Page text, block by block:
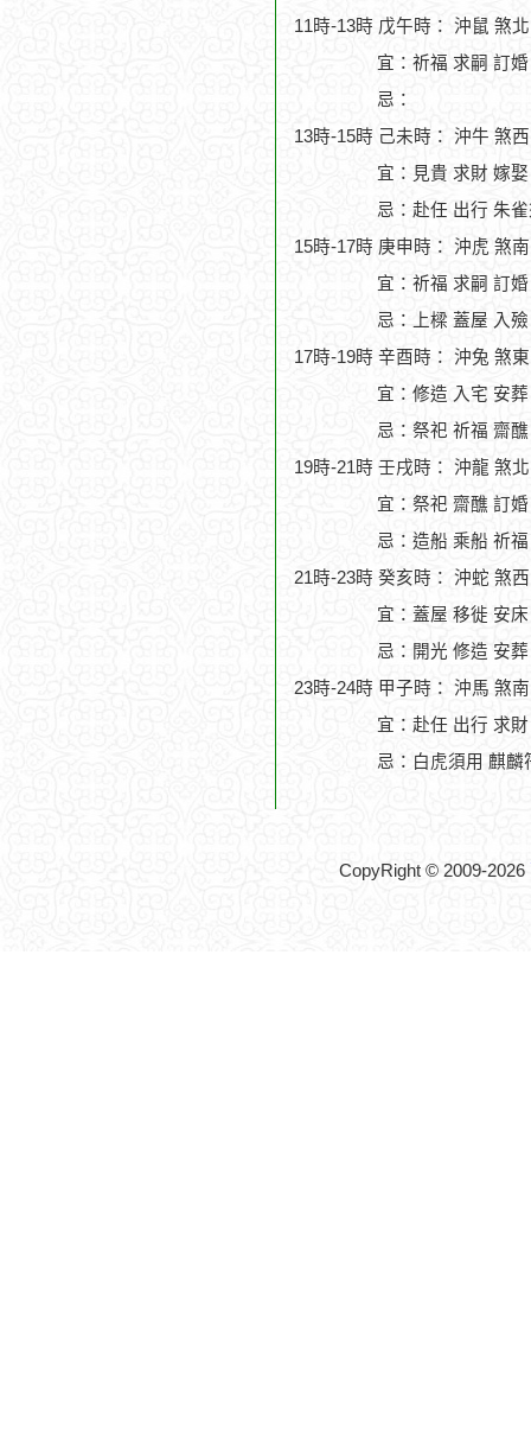
11時-13時 戊午時： 沖鼠 煞
宜：祈福 求嗣 訂
忌：
13時-15時 己未時： 沖牛 煞
宜：見貴 求財 嫁
忌：赴任 出行 朱
15時-17時 庚申時： 沖虎 煞
宜：祈福 求嗣 訂
忌：上樑 蓋屋 入殮
17時-19時 辛酉時： 沖兔 煞
宜：修造 入宅 安
忌：祭祀 祈福 齋
19時-21時 壬戌時： 沖龍 煞
宜：祭祀 齋醮 訂
忌：造船 乘船 祈
21時-23時 癸亥時： 沖蛇 煞
宜：蓋屋 移徙 安
忌：開光 修造 安葬
23時-24時 甲子時： 沖馬 煞
宜：赴任 出行 求
忌：白虎須用 麒麟
CopyRight © 2009-2026